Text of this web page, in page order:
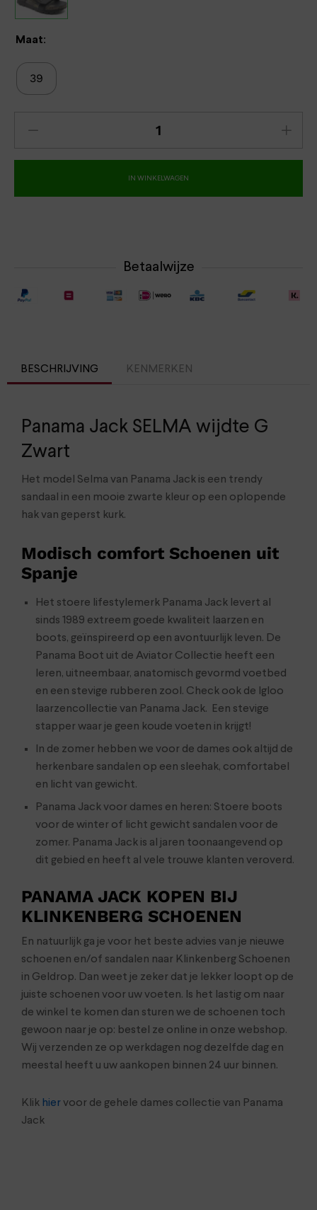
Maat:
39
IN WINKELWAGEN
Betaalwijze
BESCHRIJVING KENMERKEN
Panama Jack SELMA wijdte G
Zwart
Het model Selma van Panama Jack is een trendy
sandaal in een mooie zwarte kleur op een oplopende
hak van geperst kurk.
Modisch comfort Schoenen uit
Spanje
Het stoere lifestylemerk Panama Jack levert al
sinds 1989 extreem goede kwaliteit laarzen en
boots, geïnspireerd op een avontuurlijk leven. De
Panama Boot uit de Aviator Collectie heeft een
leren, uitneembaar, anatomisch gevormd voetbed
en een stevige rubberen zool. Check ook de Igloo
laarzencollectie van Panama Jack. Een stevige
stapper waar je geen koude voeten in krijgt!
In de zomer hebben we voor de dames ook altijd de
herkenbare sandalen op een sleehak, comfortabel
en licht van gewicht.
Panama Jack voor dames en heren: Stoere boots
voor de winter of licht gewicht sandalen voor de
zomer. Panama Jack is al jaren toonaangevend op
dit gebied en heeft al vele trouwe klanten veroverd.
PANAMA JACK KOPEN BIJ
KLINKENBERG SCHOENEN
En natuurlijk ga je voor het beste advies van je nieuwe
schoenen en/of sandalen naar Klinkenberg Schoenen
in Geldrop. Dan weet je zeker dat je lekker loopt op de
juiste schoenen voor uw voeten. Is het lastig om naar
de winkel te komen dan sturen we de schoenen toch
gewoon naar je op: bestel ze online in onze webshop.
Wij verzenden ze op werkdagen nog dezelfde dag en
meestal heeft u uw aankopen binnen 24 uur binnen.
Klik hiervoor de gehele dames collectie van Panama
Jack